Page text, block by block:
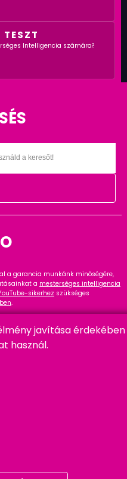
Intelligencia számára?
a garancia munkánk minőségére,
a mesterséges intelligencia
sikerhez szükséges
.
.
javítása érdekében
használ.